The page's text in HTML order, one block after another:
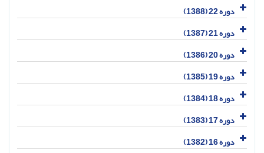
دوره 22 (1388)
دوره 21 (1387)
دوره 20 (1386)
دوره 19 (1385)
دوره 18 (1384)
دوره 17 (1383)
دوره 16 (1382)